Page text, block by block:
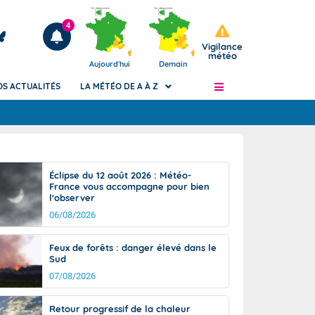
Articles
4
Aujourd'hui Demain
Vigilance
météo
de
Phénomènes dangereux de J+2 à J+7
Avertissement pluies intenses à l'échelle
des communes (Apic)
Bulletins Marine
Bulletins d'estimation du risque
d'avalanche
Météo des forêts
Vigicrues
ACTUALITÉS LA MÉTÉO DE A À Z
Éclipse du 12 août 2026 : Météo-
France vous accompagne pour bien
l'observer
06/08/2026
Feux de forêts : danger élevé dans le
Sud
07/08/2026
Retour progressif de la chaleur